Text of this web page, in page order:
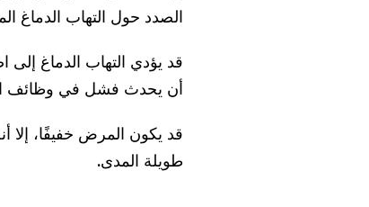
الصدد حول التهاب الدماغ
قد يؤدي التهاب الدماغ
أن يحدث فشل في وظائف
قد يكون المرض خفيفًا، إلا
طويلة المدى.